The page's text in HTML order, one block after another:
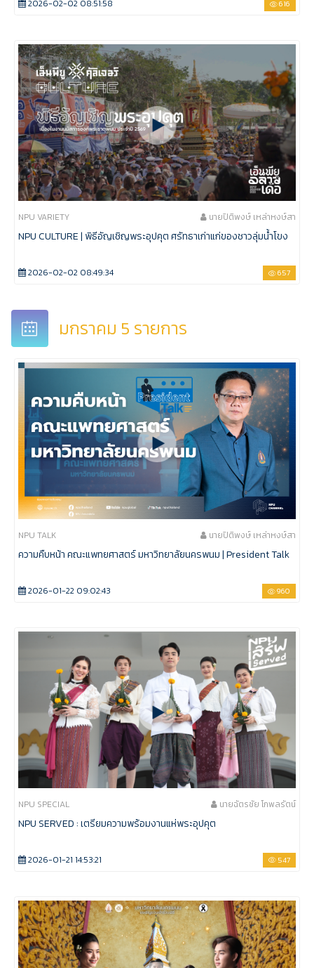
2026-02-02 08:51:58 616
NPU VARIETY นายปิติพงษ์ เหล่าหงษ์สา
NPU CULTURE | พิธีอัญเชิญพระอุปคุต ศรัทธาเก่าแก่ของชาวลุ่มน้ำโขง
2026-02-02 08:49:34 657
มกราคม 5 รายการ
NPU TALK นายปิติพงษ์ เหล่าหงษ์สา
ความคืบหน้า คณะแพทยศาสตร์ มหาวิทยาลัยนครพนม | President Talk
2026-01-22 09:02:43 960
NPU SPECIAL นายฉัตรชัย โกพลรัตน์
NPU SERVED : เตรียมความพร้อมงานแห่พระอุปคุต
2026-01-21 14:53:21 547